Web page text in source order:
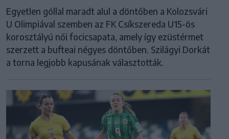
Egyetlen góllal maradt alul a döntőben a Kolozsvári
U Olimpiával szemben az FK Csíkszereda U15-ös
korosztályú női focicsapata, amely így ezüstérmet
szerzett a bufteai négyes döntőben. Szilágyi Dorkát
a torna legjobb kapusának választották.